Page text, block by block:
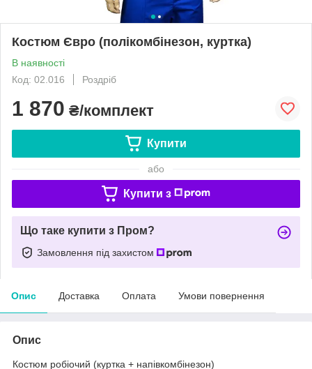
Костюм Євро (полікомбінезон, куртка)
В наявності
Код: 02.016
Роздріб
1 870 ₴/комплект
Купити
або
Купити з
Що таке купити з Пром?
Замовлення під захистом
Опис Доставка Оплата Умови повернення
Опис
Костюм робіочий (куртка + напівкомбінезон)